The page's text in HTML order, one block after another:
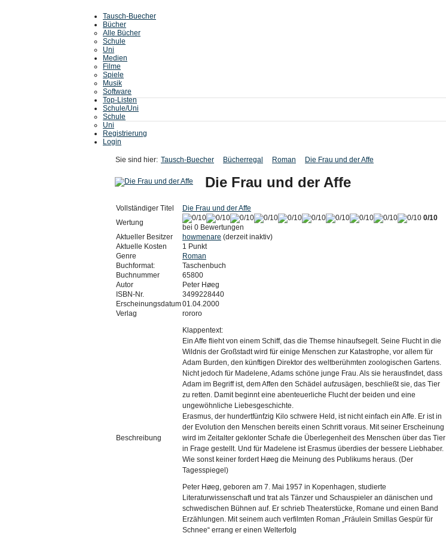
Tausch-Buecher
Bücher
Alle Bücher
Schule
Uni
Medien
Filme
Spiele
Musik
Software
Top-Listen
Schule/Uni
Schule
Uni
Registrierung
Login
Sie sind hier: Tausch-Buecher Bücherregal Roman Die Frau und der Affe
Die Frau und der Affe
Vollständiger Titel
Die Frau und der Affe
Wertung
0/10
bei 0 Bewertungen
Aktueller Besitzer
howmenare (derzeit inaktiv)
Aktuelle Kosten
1 Punkt
Genre
Roman
Buchformat:
Taschenbuch
Buchnummer
65800
Autor
Peter Høeg
ISBN-Nr.
3499228440
Erscheinungsdatum01.04.2000
Verlag
rororo
Beschreibung
Klappentext:
Ein Affe flieht von einem Schiff, das die Themse hinaufsegelt. Seine Flucht in die
Wildnis der Großstadt wird für einige Menschen zur Katastrophe, vor allem für
Adam Burden, den künftigen Direktor des weltberühmten zoologischen Gartens.
Nicht jedoch für Madelene, Adams schöne junge Frau. Als sie herausfindet, dass
Adam im Begriff ist, dem Affen den Schädel aufzusägen, beschließt sie, das Tier
zu retten. Damit beginnt eine abenteuerliche Flucht der beiden und eine
ungewöhnliche Liebesgeschichte.
Erasmus, der hundertfünfzig Kilo schwere Held, ist nicht einfach ein Affe. Er ist in
der Evolution den Menschen bereits einen Schritt voraus. Mit seiner Erscheinung
wird im Zeitalter geklonter Schafe die Überlegenheit des Menschen über das Tier
in Frage gestellt. Und für Madelene ist Erasmus überdies der bessere Liebhaber.
Wie sonst keiner fordert Høeg die Meinung des Publikums heraus. (Der
Tagesspiegel)
Peter Høeg, geboren am 7. Mai 1957 in Kopenhagen, studierte
Literaturwissenschaft und trat als Tänzer und Schauspieler an dänischen und
schwedischen Bühnen auf. Er schrieb Theaterstücke, Romane und einen Band
Erzählungen. Mit seinem auch verfilmten Roman „Fräulein Smillas Gespür für
Schnee“ errang er einen Welterfolg